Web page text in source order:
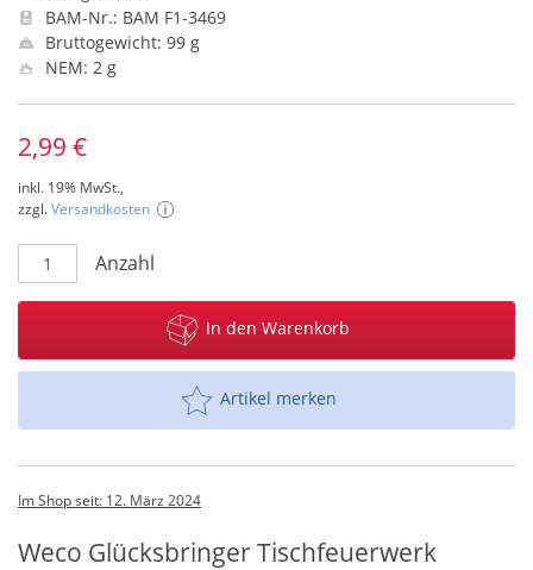
BAM-Nr.: BAM F1-3469
Bruttogewicht: 99 g
NEM: 2 g
2,99 €
inkl. 19% MwSt.,
zzgl.Versandkosten
Anzahl
In den Warenkorb
Artikel merken
Im Shop seit: 12. März 2024
Weco Glücksbringer Tischfeuerwerk